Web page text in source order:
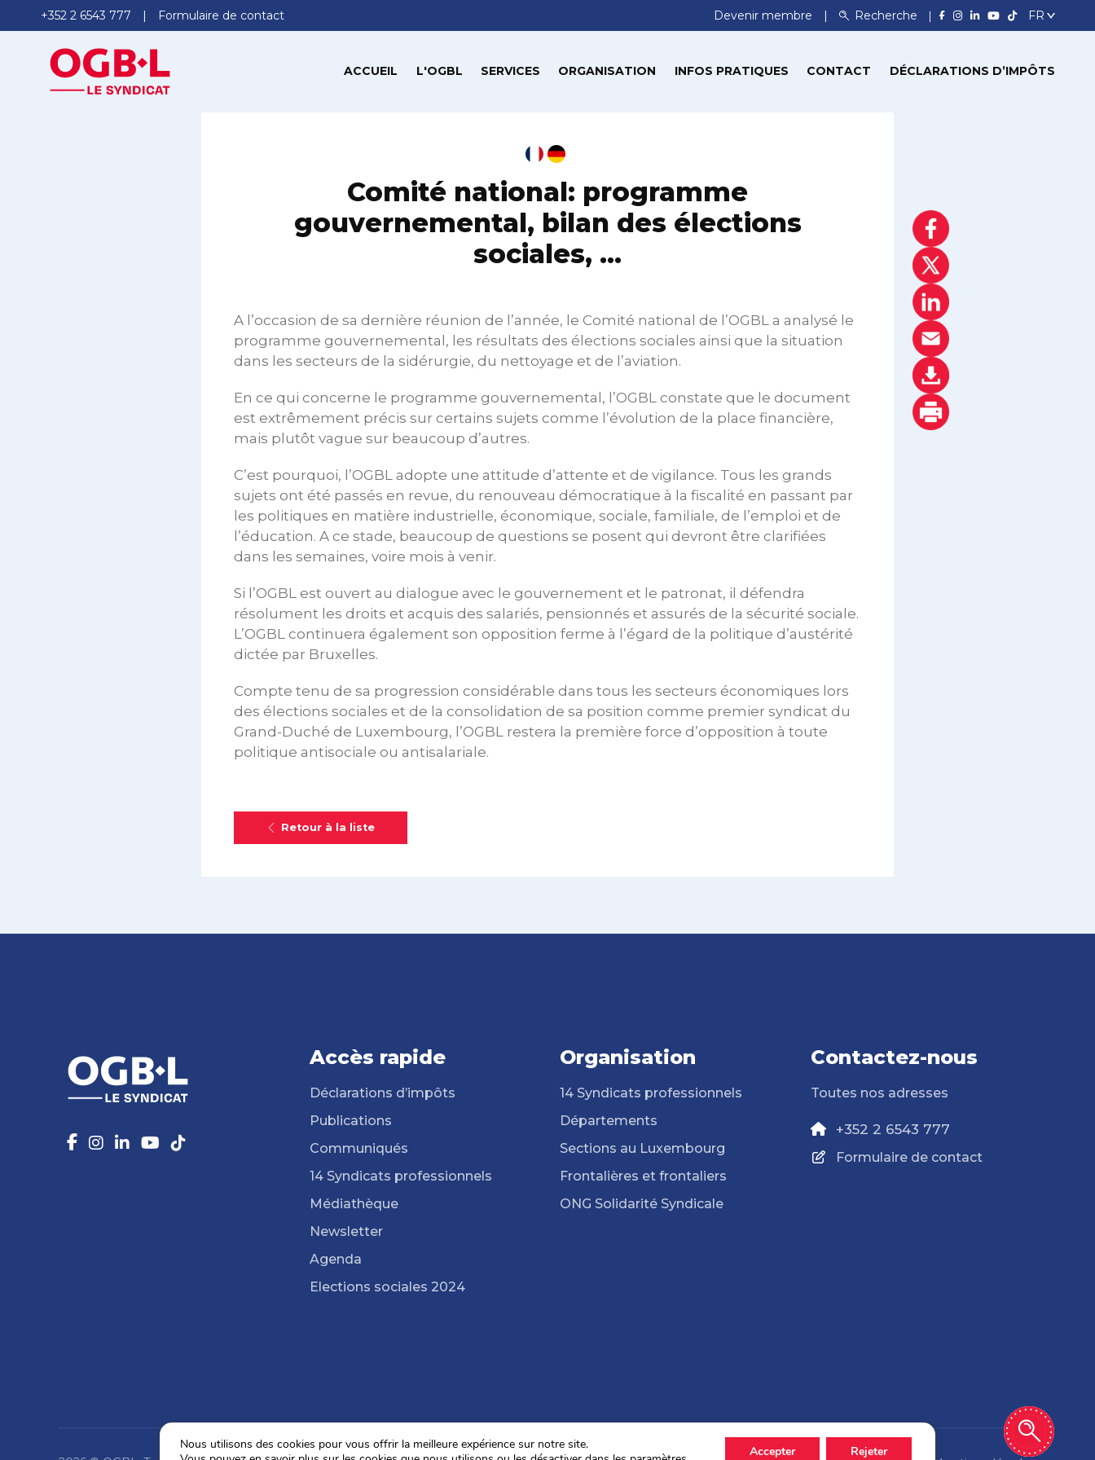
+352 2 6543 777 Formulaire de contact Devenir membre Recherche
ACCUEIL L'OGBL SERVICES ORGANISATION INFOS PRATIQUES CONTACT DÉCLARATIONS D’IMPÔTS
Comité national: programme
gouvernemental, bilan des élections
sociales, …
A l’occasion de sa dernière réunion de l’année, le Comité national de l’OGBL a analysé le
programme gouvernemental, les résultats des élections sociales ainsi que la situation
dans les secteurs de la sidérurgie, du nettoyage et de l’aviation.
En ce qui concerne le programme gouvernemental, l’OGBL constate que le document
est extrêmement précis sur certains sujets comme l’évolution de la place financière,
mais plutôt vague sur beaucoup d’autres.
C’est pourquoi, l’OGBL adopte une attitude d’attente et de vigilance. Tous les grands
sujets ont été passés en revue, du renouveau démocratique à la fiscalité en passant par
les politiques en matière industrielle, économique, sociale, familiale, de l’emploi et de
l’éducation. A ce stade, beaucoup de questions se posent qui devront être clarifiées
dans les semaines, voire mois à venir.
Si l’OGBL est ouvert au dialogue avec le gouvernement et le patronat, il défendra
résolument les droits et acquis des salariés, pensionnés et assurés de la sécurité sociale.
L’OGBL continuera également son opposition ferme à l’égard de la politique d’austérité
dictée par Bruxelles.
Compte tenu de sa progression considérable dans tous les secteurs économiques lors
des élections sociales et de la consolidation de sa position comme premier syndicat du
Grand-Duché de Luxembourg, l’OGBL restera la première force d’opposition à toute
politique antisociale ou antisalariale.
Retour à la liste
Accès rapide
Déclarations d’impôts
Publications
Communiqués
14 Syndicats professionnels
Médiathèque
Newsletter
Agenda
Elections sociales 2024
Organisation
14 Syndicats professionnels
Départements
Sections au Luxembourg
Frontalières et frontaliers
ONG Solidarité Syndicale
Contactez-nous
Toutes nos adresses
+352 2 6543 777
Formulaire de contact
Nous utilisons des cookies pour vous offrir la meilleure expérience sur notre site.
Accepter Rejeter